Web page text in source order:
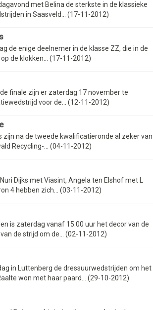
met Belina de sterkste in de klassieke
in Saasveld... (17-11-2012)
de enige deelnemer in de klasse ZZ, die in de
de klokken... (17-11-2012)
finale zijn er zaterdag 17 november te
voor de... (12-11-2012)
zijn na de tweede kwalificatieronde al zeker van
Recycling-... (04-11-2012)
Dijks met Viasint, Angela ten Elshof met L
4 hebben zich... (03-11-2012)
is zaterdag vanaf 15.00 uur het decor van de
de strijd om de... (02-11-2012)
in Luttenberg de dressuurwedstrijden om het
won met haar paard... (29-10-2012)